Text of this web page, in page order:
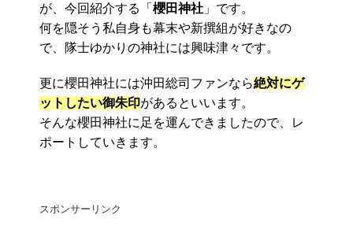
が、今回紹介する「 櫻田神社 」です。
何を隠そう私自身も幕末や新撰組が好きなの
で、隊士ゆかりの神社には興味津々です。
更に櫻田神社には沖田総司ファンなら絶対にゲ
ットしたい御朱印があるといいます。
そんな櫻田神社に足を運んできましたので、レ
ポートしていきます。
スポンサーリンク